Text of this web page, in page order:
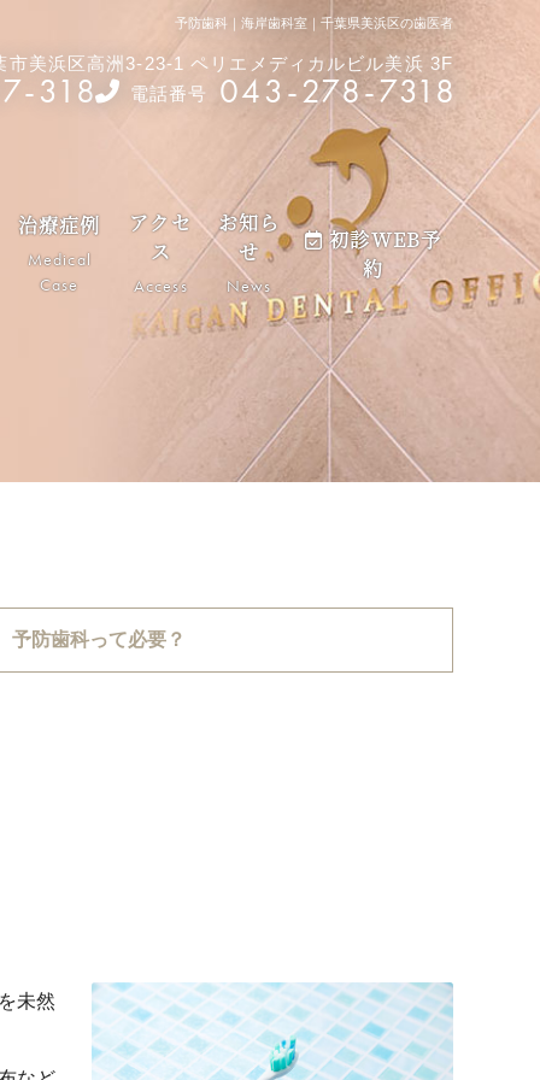
予防歯科｜海岸歯科室｜千葉県美浜区の歯医者
美浜区高洲3-23-1 ペリエメディカルビル美浜 3F
318 電話番号 043-278-7318
治療症例
Medical
Case
アクセ
ス
Access
お知ら
せ
News
初診WEB予
約
予防歯科って必要？
未然